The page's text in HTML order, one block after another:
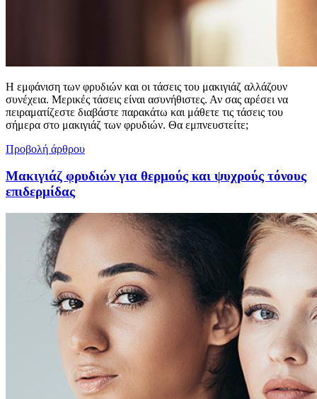
Η εμφάνιση των φρυδιών και οι τάσεις του μακιγιάζ αλλάζουν
συνέχεια. Μερικές τάσεις είναι ασυνήθιστες. Αν σας αρέσει να
πειραματίζεστε διαβάστε παρακάτω και μάθετε τις τάσεις του
σήμερα στο μακιγιάζ των φρυδιών. Θα εμπνευστείτε;
Προβολή άρθρου
Μακιγιάζ φρυδιών για θερμούς και ψυχρούς τόνους
επιδερμίδας